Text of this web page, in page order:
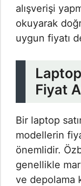
alışverişi
okuyarak
uygun fiyatı
Fiyat
Bir laptop
modellerin
önemlidir.
genellikle
ve depolama